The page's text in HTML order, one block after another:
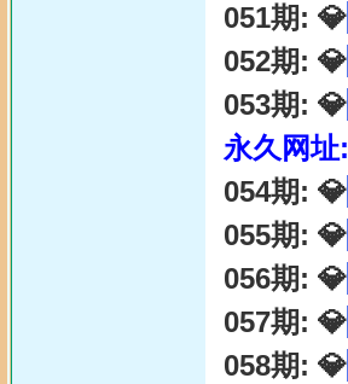
051期: 💎
052期: 💎
053期: 💎
永久网址:
054期: 💎
055期: 💎
056期: 💎
057期: 💎
058期: 💎